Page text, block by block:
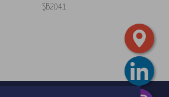
ŞB2041